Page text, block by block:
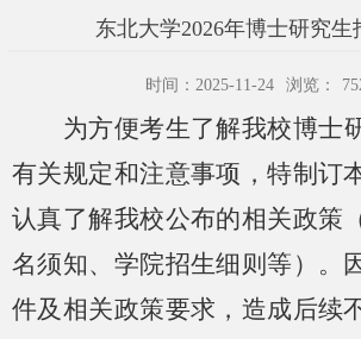
东北大学2026年博士研究生
时间：2025-11-24 浏览：
为方便考生了解我校博士
有关规定和注意事项，特制订
认真了解我校公布的相关政策
名须知、学院招生细则等）。
件及相关政策要求，造成后续